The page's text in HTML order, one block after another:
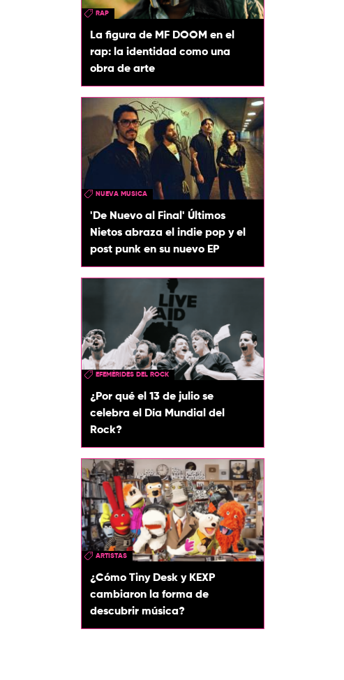
RAP
La figura de MF DOOM en el
rap: la identidad como una
obra de arte
NUEVA MUSICA
'De Nuevo al Final' Últimos
Nietos abraza el indie pop y el
post punk en su nuevo EP
EFEMÉRIDES DEL ROCK
¿Por qué el 13 de julio se
celebra el Día Mundial del
Rock?
ARTISTAS
¿Cómo Tiny Desk y KEXP
cambiaron la forma de
descubrir música?